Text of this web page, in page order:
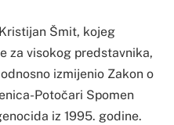
Šmit, kojeg
za visokog predstavnika,
izmijenio Zakon o
Potočari Spomen
iz 1995. godine.